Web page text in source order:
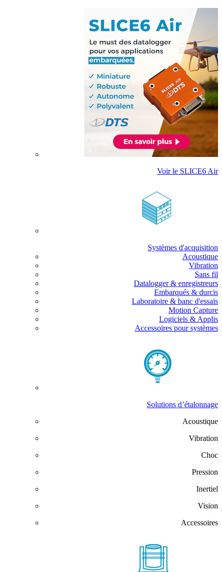
Voir le SLICE6 Air
Systèmes d'acquisition
Acoustique
Vibration
Sans fil
Datalogger & enregistreurs
Embarqués & durcis
Laboratoire & banc d'essais
Motion Capture
Logiciels & Applis
Accessoires pour systèmes
Solutions d’étalonnage
Acoustique
Vibration
Choc
Pression
Inertiel
Vision
Accessoires